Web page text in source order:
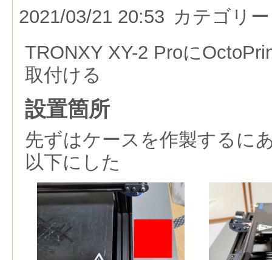
2021/03/21 20:53 カテゴリ
TRONXY XY-2 Proに
取付ける
設置箇所
先ずはケースを作製するに
以下にした